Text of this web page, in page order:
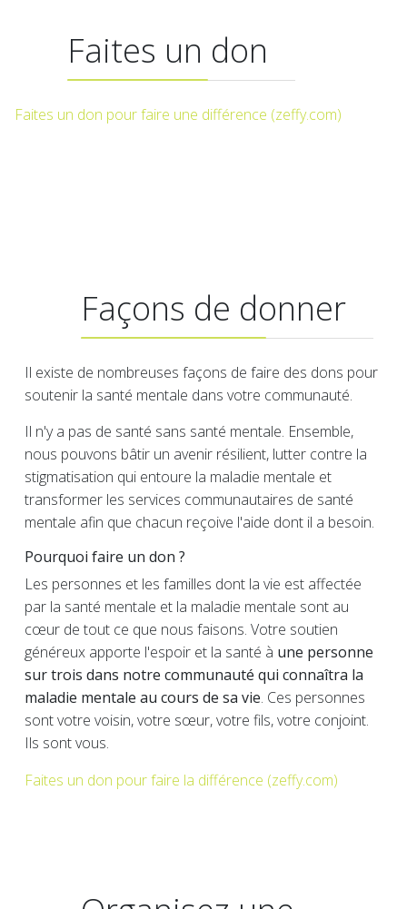
Faites un don
Faites un don pour faire une différence (zeffy.com)
Façons de donner
Il existe de nombreuses façons de faire des dons pour
soutenir la santé mentale dans votre communauté.
Il n'y a pas de santé sans santé mentale. Ensemble,
nous pouvons bâtir un avenir résilient, lutter contre la
stigmatisation qui entoure la maladie mentale et
transformer les services communautaires de santé
mentale afin que chacun reçoive l'aide dont il a besoin.
Pourquoi faire un don ?
Les personnes et les familles dont la vie est affectée
par la santé mentale et la maladie mentale sont au
cœur de tout ce que nous faisons. Votre soutien
généreux apporte l'espoir et la santé à une personne
sur trois dans notre communauté qui connaîtra la
maladie mentale au cours de sa vie. Ces personnes
sont votre voisin, votre sœur, votre fils, votre conjoint.
Ils sont vous.
Faites un don pour faire la différence (zeffy.com)